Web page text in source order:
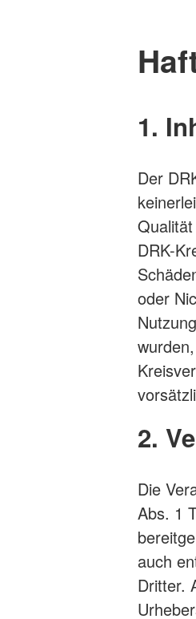
1.
Der
DRK-
oder
2.
Die
Abs. 1
auch
Dritter.